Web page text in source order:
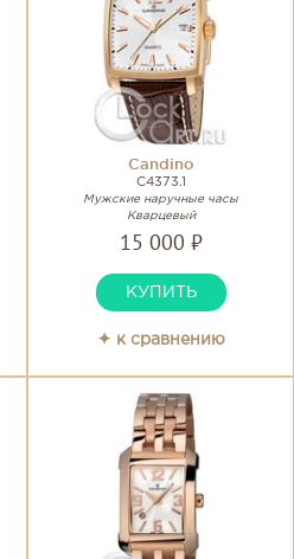
Candino
C4373.1
Мужские наручные часы
Кварцевый
15 000 ₽
КУПИТЬ
✦ к сравнению